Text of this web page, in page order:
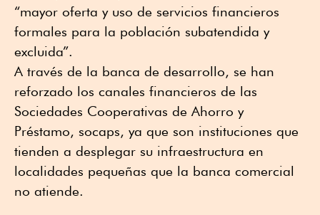
“mayor oferta y uso de servicios financieros
formales para la población subatendida y
excluida”.
A través de la banca de desarrollo, se han
reforzado los canales financieros de las
Sociedades Cooperativas de Ahorro y
Préstamo, socaps, ya que son instituciones que
tienden a desplegar su infraestructura en
localidades pequeñas que la banca comercial
no atiende.